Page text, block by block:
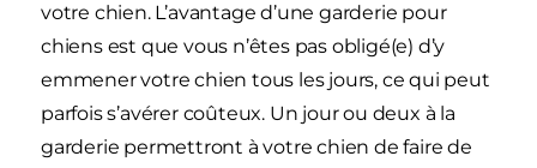
votre chien. L’avantage d’une garderie pour
chiens est que vous n’êtes pas obligé(e) d’y
emmener votre chien tous les jours, ce qui peut
parfois s’avérer coûteux. Un jour ou deux à la
garderie permettront à votre chien de faire de